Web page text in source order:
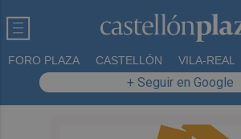
FORO PLAZA CASTELLÓN VILA-REAL
+ Seguir en Google